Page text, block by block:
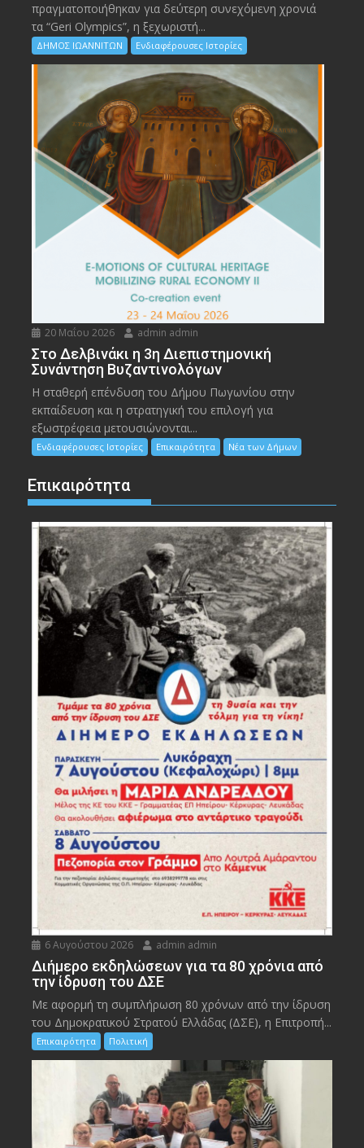
πραγματοποιήθηκαν για δεύτερη συνεχόμενη χρονιά
τα “Geri Olympics”, η ξεχωριστή...
ΔΗΜΟΣ ΙΩΑΝΝΙΤΩΝ Ενδιαφέρουσες Ιστορίες
20 Μαΐου 2026 admin admin
Στο Δελβινάκι η 3η Διεπιστημονική
Συνάντηση Βυζαντινολόγων
Η σταθερή επένδυση του Δήμου Πωγωνίου στην
εκπαίδευση και η στρατηγική του επιλογή για
εξωστρέφεια μετουσιώνονται...
Ενδιαφέρουσες Ιστορίες Επικαιρότητα Νέα των Δήμων
Επικαιρότητα
6 Αυγούστου 2026 admin admin
Διήμερο εκδηλώσεων για τα 80 χρόνια από
την ίδρυση του ΔΣΕ
Με αφορμή τη συμπλήρωση 80 χρόνων από την ίδρυση
του Δημοκρατικού Στρατού Ελλάδας (ΔΣΕ), η Επιτροπή...
Επικαιρότητα Πολιτική